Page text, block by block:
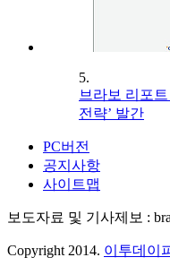
5.
브라보 리포트
전략’ 발간
PC버전
공지사항
사이트맵
보도자료 및 기사제보 :
Copyright 2014. 이투데이